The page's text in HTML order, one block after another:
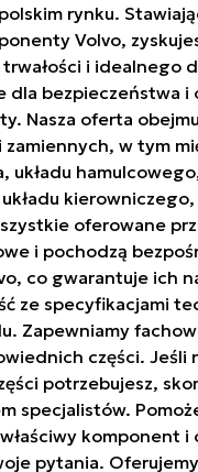
rynku.
Volvo,
i idealnego
dla bezpieczeństwa i
Nasza oferta
zamiennych, w tym
układu
oferowane
i pochodzą
co gwarantuje ich
ze specyfikacjami
Zapewniamy
części. Jeśli
potrzebujesz,
specjalistów.
komponent i
pytania.